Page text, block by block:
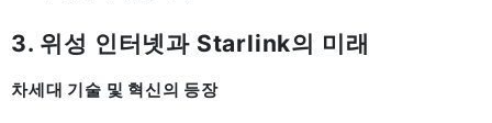
3. 위성 인터넷과 Starlink의 미래
차세대 기술 및 혁신의 등장